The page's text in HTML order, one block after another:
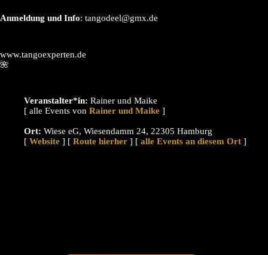
Anmeldung und Info: tangodeel@gmx.de
www.tangoexperten.de
🌺
Veranstalter*in: Rainer und Maike
[ alle Events von
]
Ort: Wiese eG, Wiesendamm 24, 22305 Hamburg
[ Website ] [ Route hierher ] [ alle Events an diesem Ort ]